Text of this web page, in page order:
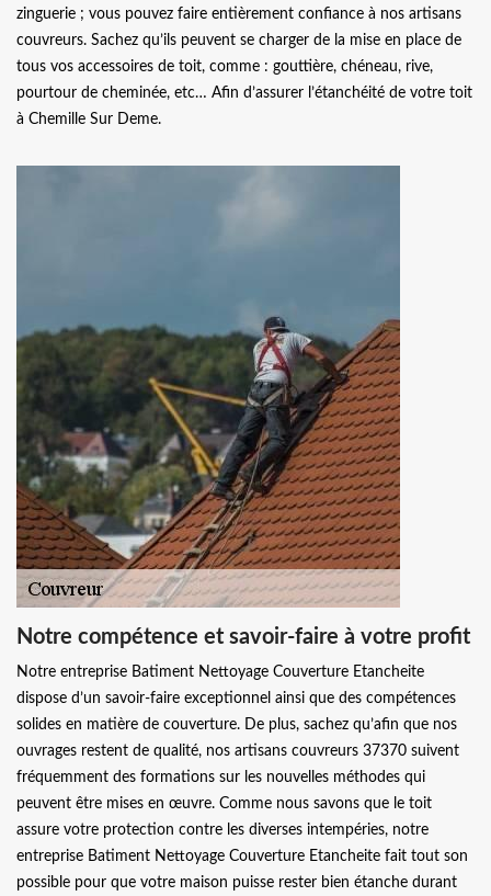
zinguerie ; vous pouvez faire entièrement confiance à nos artisans
couvreurs. Sachez qu’ils peuvent se charger de la mise en place de
tous vos accessoires de toit, comme : gouttière, chéneau, rive,
pourtour de cheminée, etc… Afin d’assurer l’étanchéité de votre toit
à Chemille Sur Deme.
Notre compétence et savoir-faire à votre profit
Notre entreprise Batiment Nettoyage Couverture Etancheite
dispose d’un savoir-faire exceptionnel ainsi que des compétences
solides en matière de couverture. De plus, sachez qu’afin que nos
ouvrages restent de qualité, nos artisans couvreurs 37370 suivent
fréquemment des formations sur les nouvelles méthodes qui
peuvent être mises en œuvre. Comme nous savons que le toit
assure votre protection contre les diverses intempéries, notre
entreprise Batiment Nettoyage Couverture Etancheite fait tout son
possible pour que votre maison puisse rester bien étanche durant